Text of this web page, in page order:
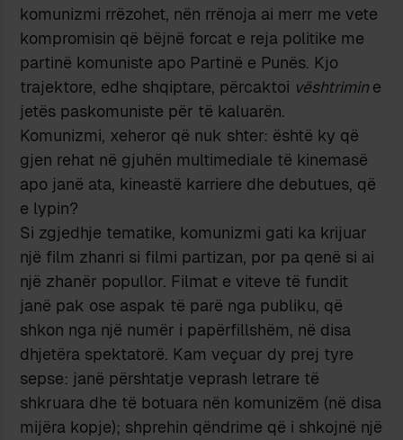
komunizmi rrëzohet, nën rrënoja ai merr me vete
kompromisin që bëjnë forcat e reja politike me
partinë komuniste apo Partinë e Punës. Kjo
trajektore, edhe shqiptare, përcaktoi vështrimin e
jetës paskomuniste për të kaluarën.
Komunizmi, xeheror që nuk shter: është ky që
gjen rehat në gjuhën multimediale të kinemasë
apo janë ata, kineastë karriere dhe debutues, që
e lypin?
Si zgjedhje tematike, komunizmi gati ka krijuar
një film zhanri si filmi partizan, por pa qenë si ai
një zhanër popullor. Filmat e viteve të fundit
janë pak ose aspak të parë nga publiku, që
shkon nga një numër i papërfillshëm, në disa
dhjetëra spektatorë. Kam veçuar dy prej tyre
sepse: janë përshtatje veprash letrare të
shkruara dhe të botuara nën komunizëm (në disa
mijëra kopje); shprehin qëndrime që i shkojnë një